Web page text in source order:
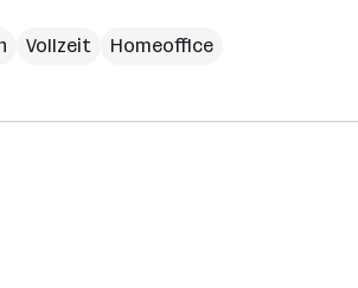
Vollzeit Homeoffice